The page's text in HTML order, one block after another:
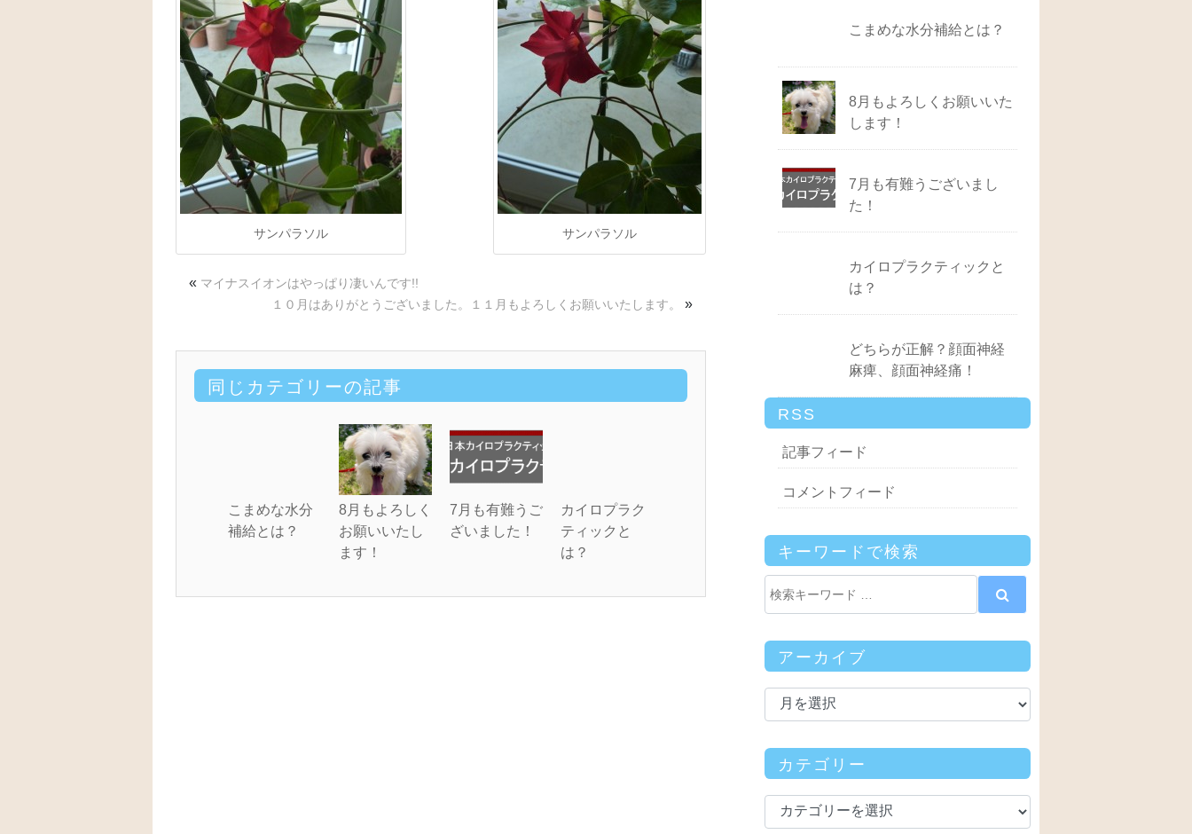
サンパラソル サンパラソル
« マイナスイオンはやっぱり凄いんです!!
１０月はありがとうございました。１１月もよろしくお願いいたします。
»
同じカテゴリーの記事
こまめな水分
補給とは？
8月もよろしく
お願いいたし
ます！
7月も有難うご
ざいました！
カイロプラク
ティックと
は？
こまめな水分補給とは？
8月もよろしくお願いいた
します！
7月も有難うございまし
た！
カイロプラクティックと
は？
どちらが正解？顔面神経
麻痺、顔面神経痛！
RSS
記事フィード
コメントフィード
キーワードで検索
アーカイブ
カテゴリー